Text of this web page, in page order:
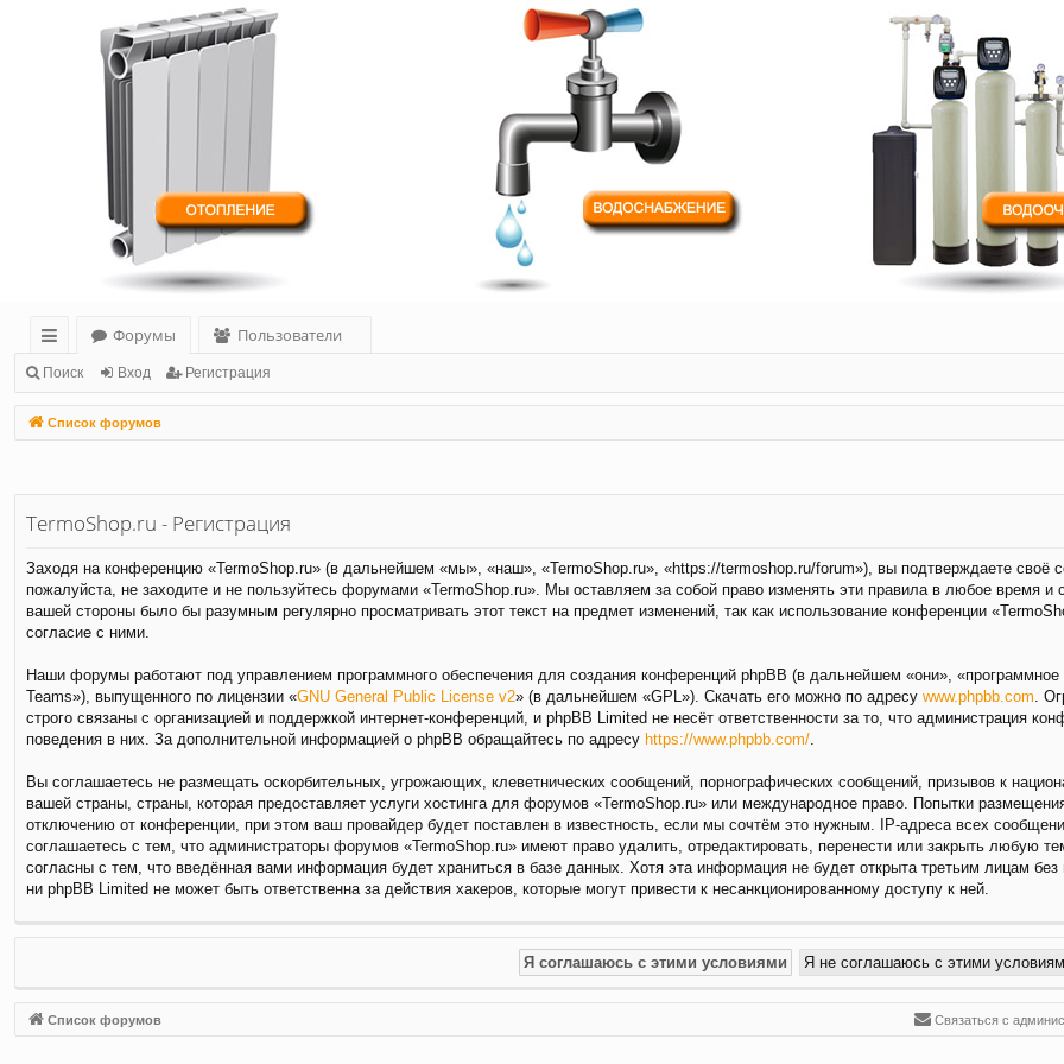
с
ы
лк
Форумы
Пользователи
Поиск Вход Регистрация
Список форумов
TermoShop.ru - Регистрация
Заходя на конференцию «TermoShop.ru» (в дальнейшем «мы», «наш», «TermoShop.ru», «https://termoshop.ru/forum»), вы подтверждаете
пожалуйста, не заходите и не пользуйтесь форумами «TermoShop.ru». Мы оставляем за собой право изменять эти правила в любое время
вашей стороны было бы разумным регулярно просматривать этот текст на предмет изменений, так как использование конференции
согласие с ними.
Наши форумы работают под управлением программного обеспечения для создания конференций phpBB (в дальнейшем «они»,
Teams»), выпущенного по лицензии «GNU General Public License v2» (в дальнейшем «GPL»). Скачать его можно по адресу www.phpbb.com.
строго связаны с организацией и поддержкой интернет-конференций, и phpBB Limited не несёт ответственности за то, что администрация
поведения в них. За дополнительной информацией о phpBB обращайтесь по адресу https://www.phpbb.com/.
Вы соглашаетесь не размещать оскорбительных, угрожающих, клеветнических сообщений, порнографических сообщений, призывов к
вашей страны, страны, которая предоставляет услуги хостинга для форумов «TermoShop.ru» или международное право. Попытки
отключению от конференции, при этом ваш провайдер будет поставлен в известность, если мы сочтём это нужным. IP-адреса всех
соглашаетесь с тем, что администраторы форумов «TermoShop.ru» имеют право удалить, отредактировать, перенести или закрыть любую
согласны с тем, что введённая вами информация будет храниться в базе данных. Хотя эта информация не будет открыта третьим лицам
ни phpBB Limited не может быть ответственна за действия хакеров, которые могут привести к несанкционированному доступу к ней.
Список форумов Связаться с